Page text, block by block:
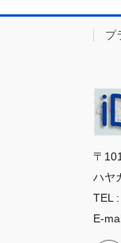
プ
〒
ハヤ
TEL
E-